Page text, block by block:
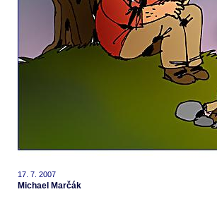
17. 7. 2007
Michael Marčák